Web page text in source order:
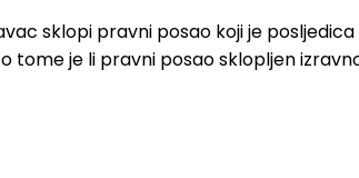
sklopi pravni posao koji je
tome je li pravni posao sklopljen